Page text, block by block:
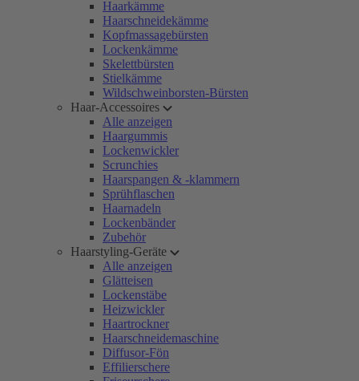
Haarkämme
Haarschneidekämme
Kopfmassagebürsten
Lockenkämme
Skelettbürsten
Stielkämme
Wildschweinborsten-Bürsten
Haar-Accessoires
Alle anzeigen
Haargummis
Lockenwickler
Scrunchies
Haarspangen & -klammern
Sprühflaschen
Haarnadeln
Lockenbänder
Zubehör
Haarstyling-Geräte
Alle anzeigen
Glätteisen
Lockenstäbe
Heizwickler
Haartrockner
Haarschneidemaschine
Diffusor-Fön
Effilierschere